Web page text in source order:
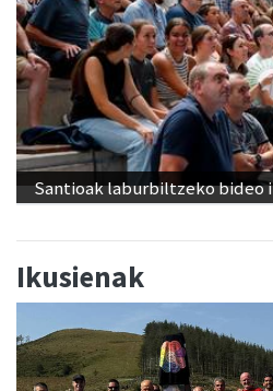
Santioak laburbiltzeko bideo
Ikusienak